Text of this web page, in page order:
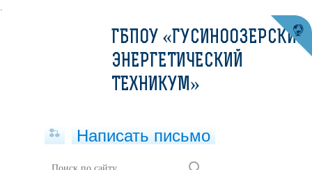
.
ГБПОУ «ГУСИНООЗЕРСКИЙ
ЭНЕРГЕТИЧЕСКИЙ
ТЕХНИКУМ»
Написать письмо